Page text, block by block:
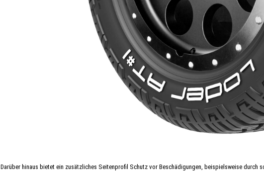
Darüber hinaus bietet ein zusätzliches Seitenprofil Schutz vor Beschädigungen, beispielsweise durch